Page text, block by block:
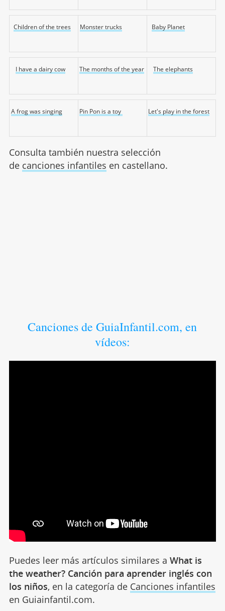
Children of the trees Monster trucks Baby Planet
I have a dairy cow The months of the year The elephants
A frog was singing Pin Pon is a toy Let's play in the forest
Consulta también nuestra selección
de canciones infantiles en castellano.
Canciones de GuiaInfantil.com, en
vídeos:
Puedes leer más artículos similares a What is
the weather? Canción para aprender inglés con
los niños, en la categoría de Canciones infantiles
en Guiainfantil.com.